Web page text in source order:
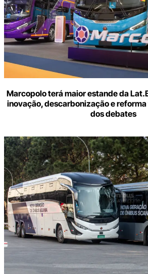
Marcopolo terá maior estande da
inovação, descarbonização e
dos debates